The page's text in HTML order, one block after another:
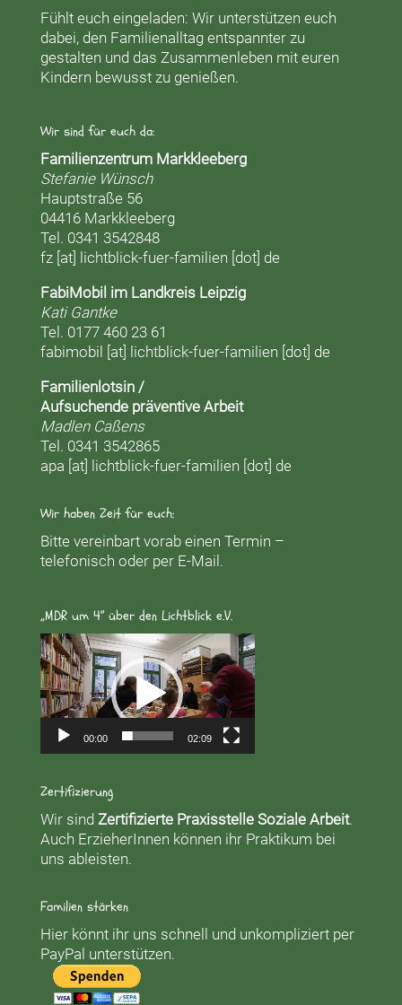
Fühlt euch eingeladen: Wir unterstützen euch
dabei, den Familienalltag entspannter zu
gestalten und das Zusammenleben mit euren
Kindern bewusst zu genießen.
Wir sind für euch da:
Familienzentrum Markkleeberg
Stefanie Wünsch
Hauptstraße 56
04416 Markkleeberg
Tel. 0341 3542848
fz [at] lichtblick-fuer-familien [dot] de
FabiMobil im Landkreis Leipzig
Kati Gantke
Tel. 0177 460 23 61
fabimobil [at] lichtblick-fuer-familien [dot] de
Familienlotsin /
Aufsuchende präventive Arbeit
Madlen Caßens
Tel. 0341 3542865
apa [at] lichtblick-fuer-familien [dot] de
Wir haben Zeit für euch:
Bitte vereinbart vorab einen Termin –
telefonisch oder per E-Mail.
„MDR um 4“ über den Lichtblick e.V.
Video-
Player
00:00 02:09
Zertifizierung
Wir sind Zertifizierte Praxisstelle Soziale Arbeit.
Auch ErzieherInnen können ihr Praktikum bei
uns ableisten.
Familien stärken
Hier könnt ihr uns schnell und unkompliziert per
PayPal unterstützen.